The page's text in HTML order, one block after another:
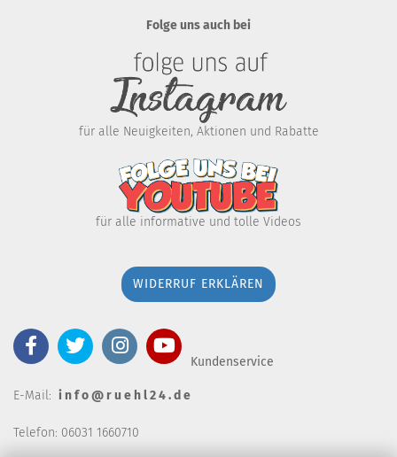
Folge uns auch bei
für alle Neuigkeiten, Aktionen und Rabatte
für alle informative und tolle Videos
WIDERRUF ERKLÄREN
Kundenservice
E-Mail: i n f o @ r u e h l 2 4 . d e
Telefon: 06031 1660710